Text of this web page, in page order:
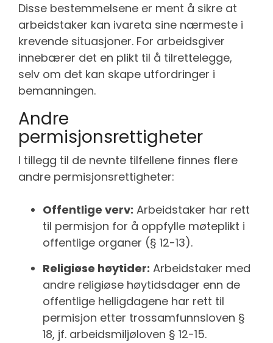
Disse bestemmelsene er ment å sikre at
arbeidstaker kan ivareta sine nærmeste i
krevende situasjoner. For arbeidsgiver
innebærer det en plikt til å tilrettelegge,
selv om det kan skape utfordringer i
bemanningen.
Andre
permisjonsrettigheter
I tillegg til de nevnte tilfellene finnes flere
andre permisjonsrettigheter:
Offentlige verv: Arbeidstaker har rett
til permisjon for å oppfylle møteplikt i
offentlige organer (§ 12-13).
Religiøse høytider: Arbeidstaker med
andre religiøse høytidsdager enn de
offentlige helligdagene har rett til
permisjon etter trossamfunnsloven §
18, jf. arbeidsmiljøloven § 12-15.